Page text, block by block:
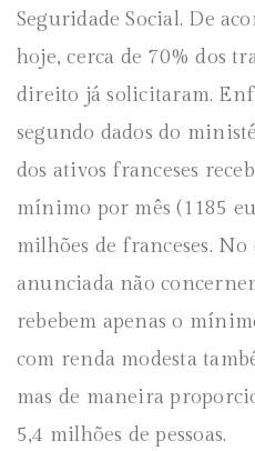
Seguridade Social. De
hoje, cerca de 70% dos
direito já solicitaram.
segundo dados do
dos ativos franceses
mínimo por mês (1185
milhões de franceses.
anunciada não
rebebem apenas o
com renda modesta
mas de maneira
5,4 milhões de pessoas.